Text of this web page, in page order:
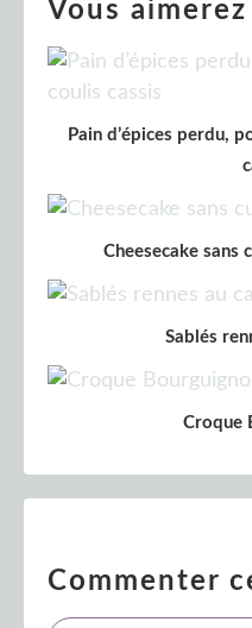
Vous
Pain d’épices perdu,
Cheesecake sans
Sablés
Croque
Commenter